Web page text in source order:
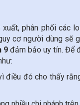
phân phối các
cơ người dùng sẽ
9đảm bảo uy tín. Để
điều đó cho thấy